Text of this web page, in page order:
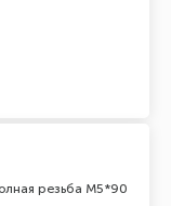
резьба М5*90